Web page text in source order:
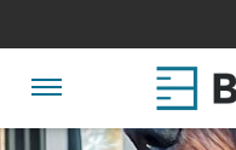
au
Jump